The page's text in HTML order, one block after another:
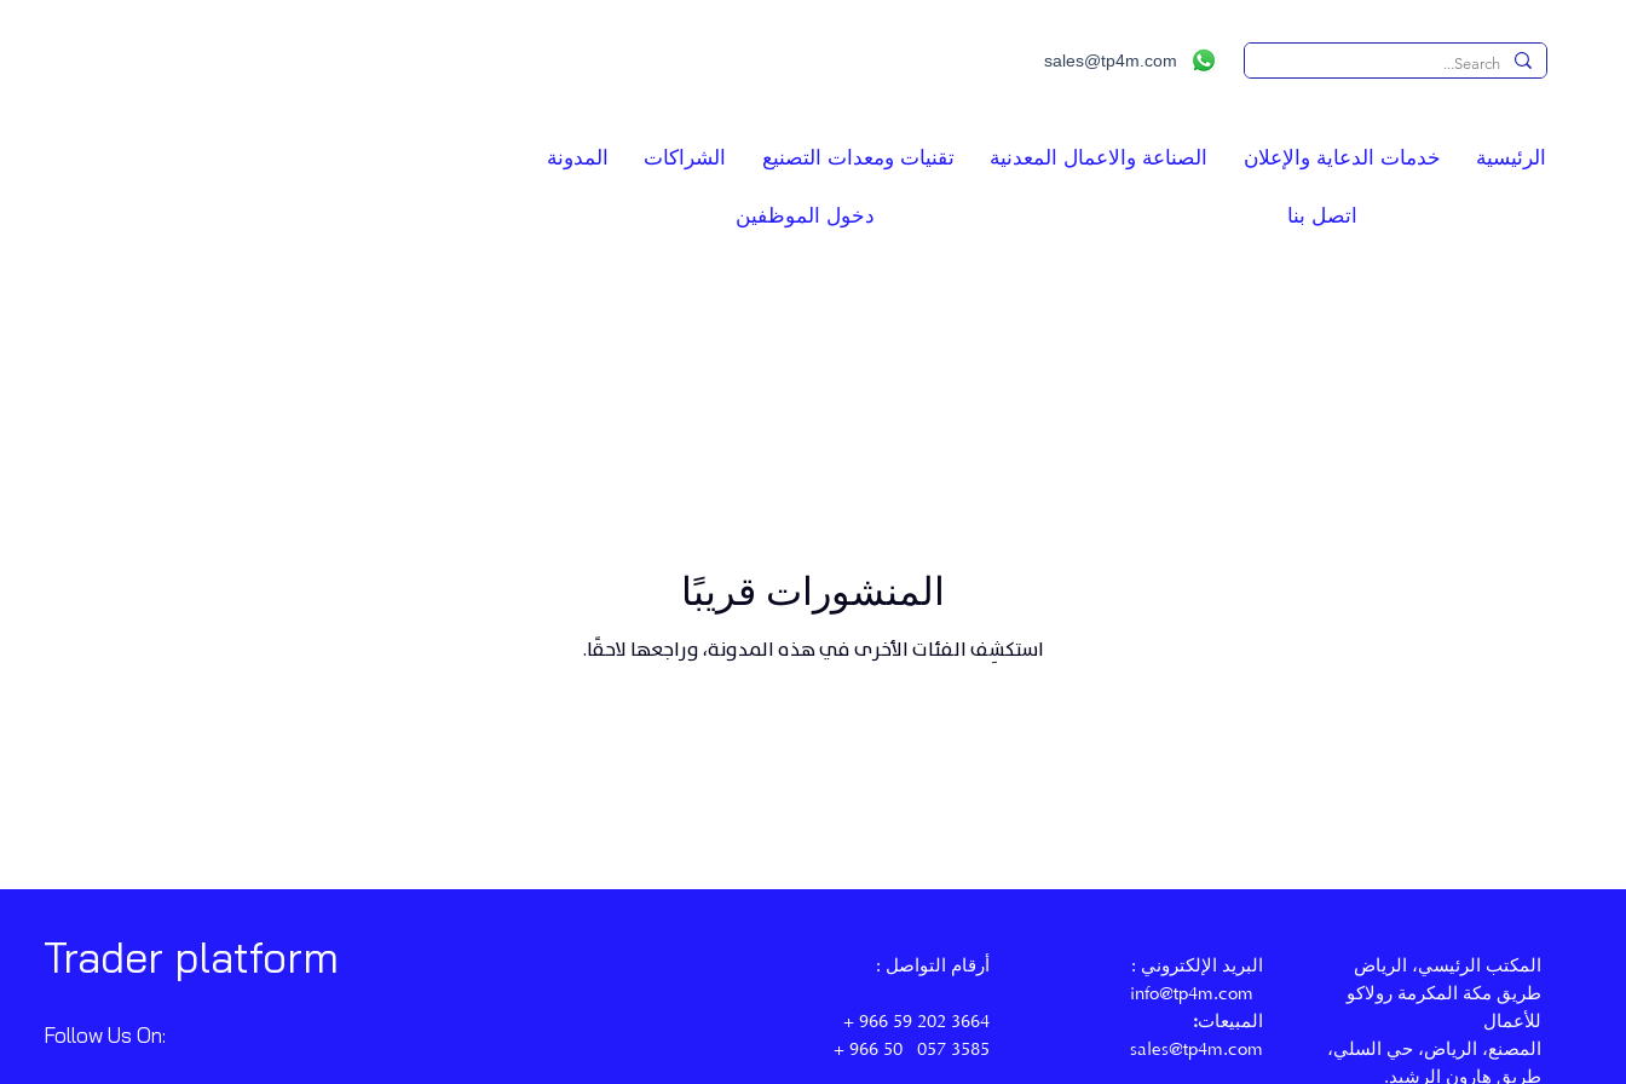
sales@tp4m.com
الرئيسية خدمات الدعاية والإعلان الصناعة والاعمال المعدنية تقنيات ومعدات التصنيع الشراكات المدونة
اتصل بنا دخول الموظفين
المنشورات قريبًا
استكشِف الفئات الأخرى في هذه المدونة، وراجعها لاحقًا.
Trader platform
Follow Us On:
: أرقام التواصل
+ 966 59 202 3664
+ 966 50 057 3585
: البريد الإلكتروني
info@tp4m.com
:المبيعات
sales@tp4m.com
المكتب الرئيسي، الرياض
طريق مكة المكرمة رولاكو
للأعمال
المصنع، الرياض، حي السلي،
طريق هارون الرشيد.